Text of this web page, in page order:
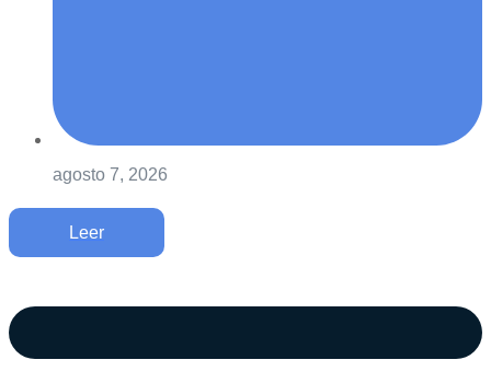
agosto 7, 2026
Leer